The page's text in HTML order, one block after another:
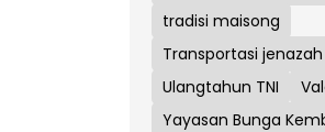
tradisi maisong
Transportasi
Ulangtahun TNI
Yayasan Bunga